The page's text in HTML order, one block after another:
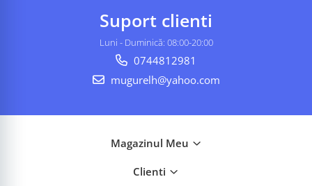
Suport clienti
Luni - Duminică: 08:00-20:00
0744812981
mugurelh@yahoo.com
Magazinul Meu
Clienti